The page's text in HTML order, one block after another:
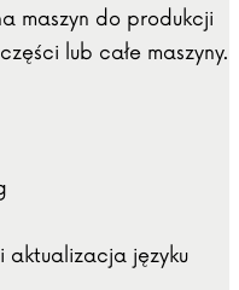
maszyn do produkcji
lub całe maszyny.
aktualizacja języku